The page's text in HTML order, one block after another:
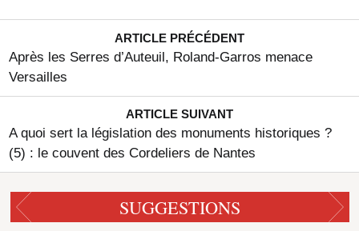
ARTICLE PRÉCÉDENT
Après les Serres d’Auteuil, Roland-Garros menace
Versailles
ARTICLE SUIVANT
A quoi sert la législation des monuments historiques ?
(5) : le couvent des Cordeliers de Nantes
SUGGESTIONS